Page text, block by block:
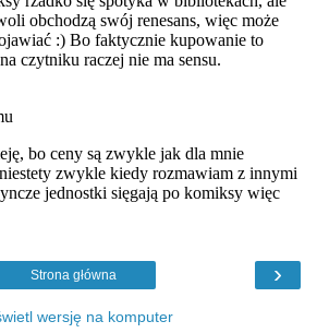
›
Strona główna
wersję na komputer